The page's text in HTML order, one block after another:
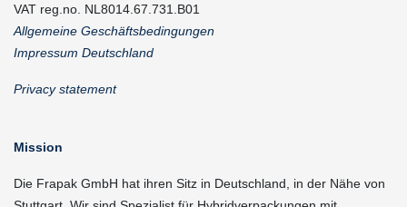
VAT reg.no. NL8014.67.731.B01
Allgemeine Geschäftsbedingungen
Impressum Deutschland
Privacy statement
Mission
Die Frapak GmbH hat ihren Sitz in Deutschland, in der Nähe von